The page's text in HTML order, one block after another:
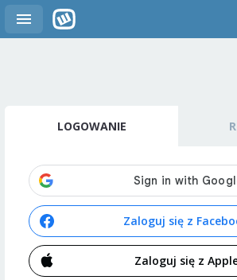
LOGOWANIE
Zaloguj się z
Zaloguj się z